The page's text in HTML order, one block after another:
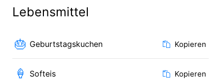
Lebensmittel
🎂 Geburtstagskuchen Kopieren
🍦 Softeis Kopieren